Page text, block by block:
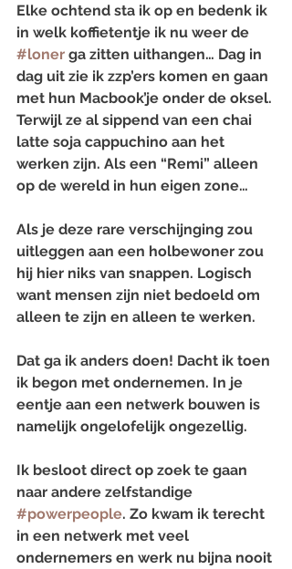
Elke ochtend sta ik op en bedenk ik
in welk koffietentje ik nu weer de
#loner ga zitten uithangen… Dag in
dag uit zie ik zzp’ers komen en gaan
met hun Macbook’je onder de oksel.
Terwijl ze al sippend van een chai
latte soja cappuchino aan het
werken zijn. Als een “Remi” alleen
op de wereld in hun eigen zone…
Als je deze rare verschijnging zou
uitleggen aan een holbewoner zou
hij hier niks van snappen. Logisch
want mensen zijn niet bedoeld om
alleen te zijn en alleen te werken.
Dat ga ik anders doen! Dacht ik toen
ik begon met ondernemen. In je
eentje aan een netwerk bouwen is
namelijk ongelofelijk ongezellig.
Ik besloot direct op zoek te gaan
naar andere zelfstandige
#powerpeople. Zo kwam ik terecht
in een netwerk met veel
ondernemers en werk nu bijna nooit